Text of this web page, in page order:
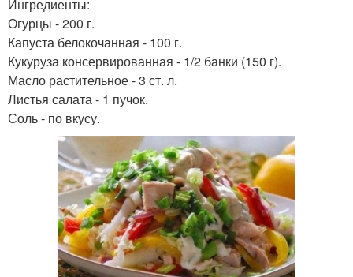
Ингредиенты:
Огурцы - 200 г.
Капуста белокочанная - 100 г.
Кукуруза консервированная - 1/2 банки (150 г).
Масло растительное - 3 ст. л.
Листья салата - 1 пучок.
Соль - по вкусу.